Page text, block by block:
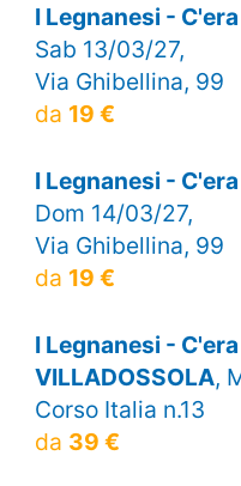
I Legnanesi -
Sab 13/03/27,
Via Ghibellina, 99
da 19 €
I Legnanesi -
Dom 14/03/27,
Via Ghibellina, 99
da 19 €
I Legnanesi -
VILLADOSSOLA,
Corso Italia n.13
da 39 €